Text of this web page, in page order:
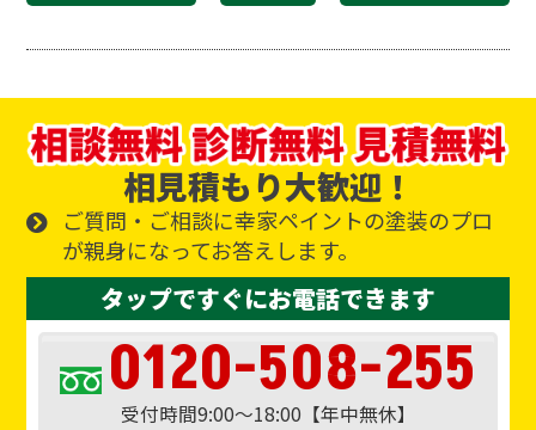
相見積もり大歓迎！
ご質問・ご相談に幸家ペイントの塗装のプロ
が親身になってお答えします。
タップですぐにお電話できます
0120-508-255
受付時間9:00～18:00【年中無休】